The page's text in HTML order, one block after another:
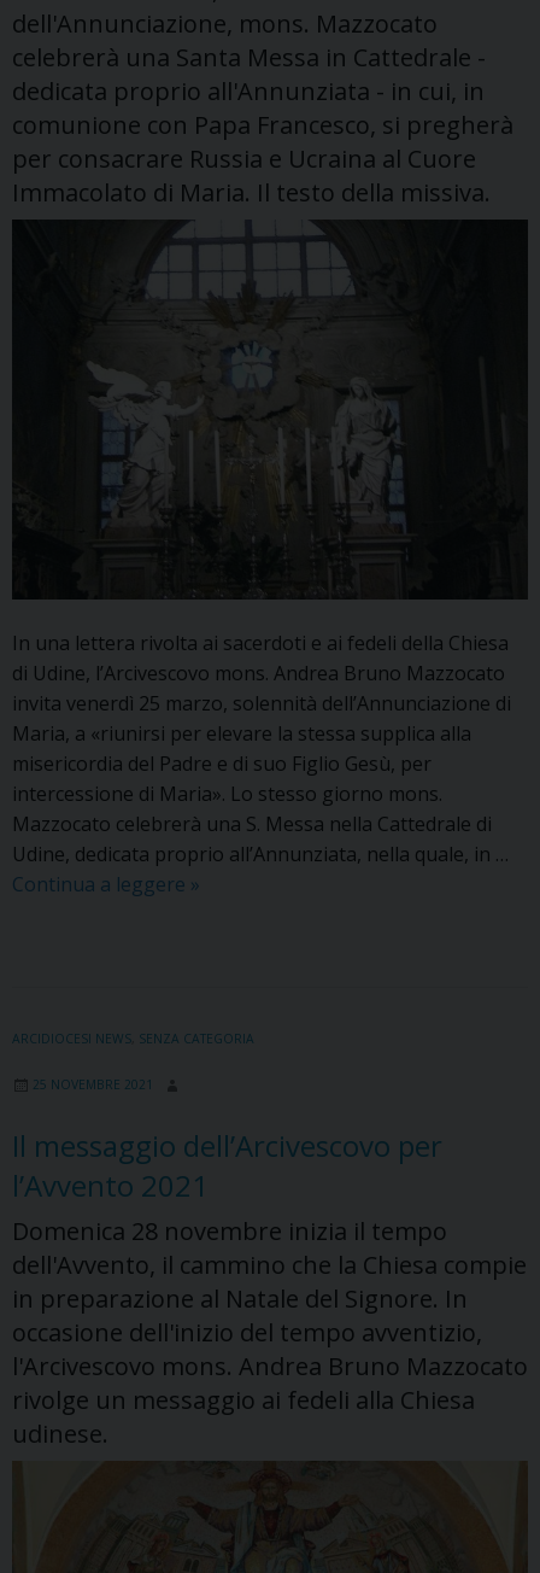
dell'Annunciazione, mons. Mazzocato
celebrerà una Santa Messa in Cattedrale -
dedicata proprio all'Annunziata - in cui, in
comunione con Papa Francesco, si pregherà
per consacrare Russia e Ucraina al Cuore
Immacolato di Maria. Il testo della missiva.
In una lettera rivolta ai sacerdoti e ai fedeli della Chiesa
di Udine, l’Arcivescovo mons. Andrea Bruno Mazzocato
invita venerdì 25 marzo, solennità dell’Annunciazione di
Maria, a «riunirsi per elevare la stessa supplica alla
misericordia del Padre e di suo Figlio Gesù, per
intercessione di Maria». Lo stesso giorno mons.
Mazzocato celebrerà una S. Messa nella Cattedrale di
Udine, dedicata proprio all’Annunziata, nella quale, in …
Continua a leggere L’Arcivescovo
fedeli.
la
preghiera
consacrazione
per
Ucraina
e
Russia
»
ARCIDIOCESI NEWS SENZA CATEGORIA
25 NOVEMBRE 2021
Il messaggio dell’Arcivescovo per
l’Avvento 2021
Domenica 28 novembre inizia il tempo
dell'Avvento, il cammino che la Chiesa compie
in preparazione al Natale del Signore. In
occasione dell'inizio del tempo avventizio,
l'Arcivescovo mons. Andrea Bruno Mazzocato
rivolge un messaggio ai fedeli alla Chiesa
udinese.